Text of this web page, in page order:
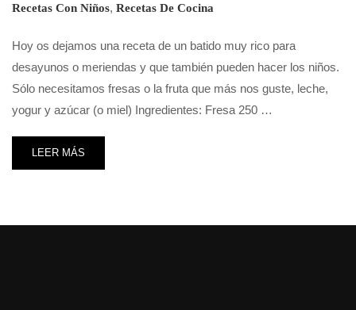
Recetas Con Niños, Recetas De Cocina
Hoy os dejamos una receta de un batido muy rico para
desayunos o meriendas y que también pueden hacer los niños.
Sólo necesitamos fresas o la fruta que más nos guste, leche,
yogur y azúcar (o miel) Ingredientes: Fresa 250 …
LEER MÁS